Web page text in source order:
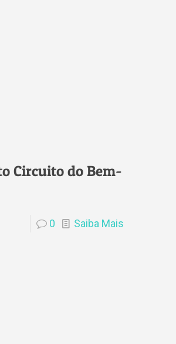
Circuito do Bem-
0 Saiba Mais